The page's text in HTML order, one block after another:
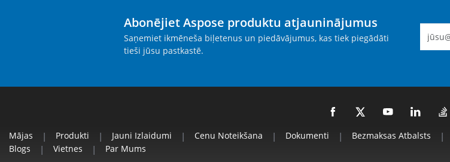
Abonējiet Aspose produktu atjauninājumus
Saņemiet ikmēneša biļetenus un piedāvājumus, kas tiek piegādāti
tieši jūsu pastkastē.
Mājas | Produkti | Jauni Izlaidumi | Cenu Noteikšana | Dokumenti | Bezmaksas Atbalsts |
Blogs | Vietnes | Par Mums